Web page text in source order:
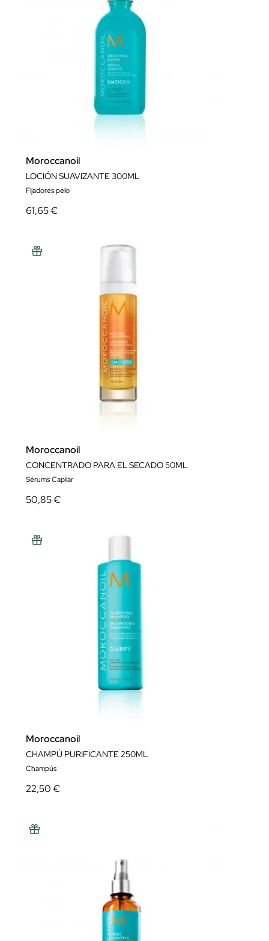
Moroccanoil
LOCIÓN SUAVIZANTE 300ML
Fijadores pelo
61,65 €
Moroccanoil
CONCENTRADO PARA EL SECADO 50ML
Sérums Capilar
50,85 €
Moroccanoil
CHAMPÚ PURIFICANTE 250ML
Champús
22,50 €